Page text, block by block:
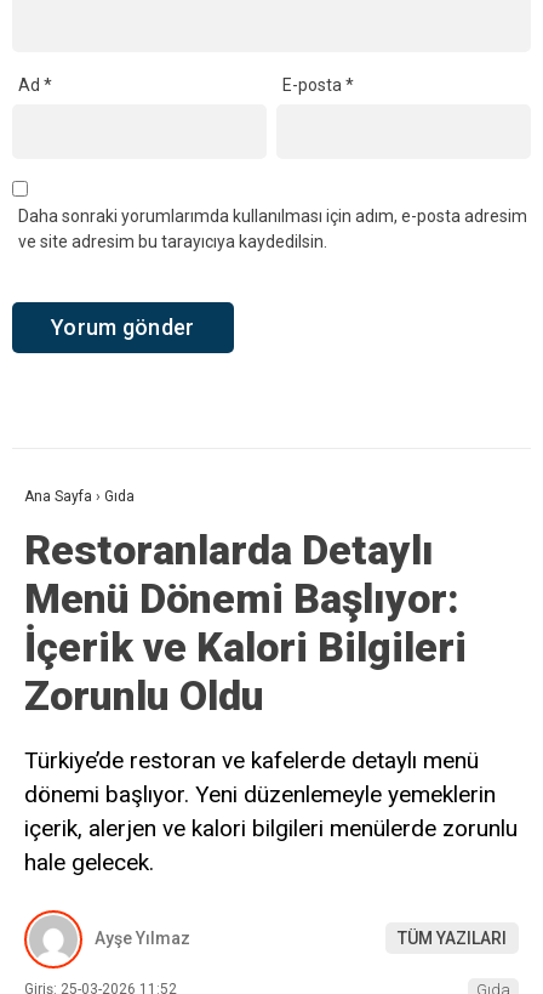
Ad * E-posta*
Daha sonraki yorumlarımda kullanılması için adım, e-posta adresim
ve site adresim bu tarayıcıya kaydedilsin.
Ana Sayfa › Gıda
Restoranlarda Detaylı
Menü Dönemi Başlıyor:
İçerik ve Kalori Bilgileri
Zorunlu Oldu
Türkiye’de restoran ve kafelerde detaylı menü
dönemi başlıyor. Yeni düzenlemeyle yemeklerin
içerik, alerjen ve kalori bilgileri menülerde zorunlu
hale gelecek.
Ayşe Yılmaz TÜM YAZILARI
Giriş: 25-03-2026 11:52 Gıda